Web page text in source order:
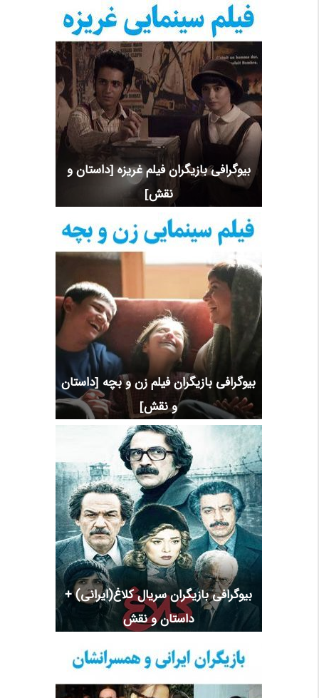
بیوگرافی بازیگران فیلم غریزه [داستان و
نقش]
بیوگرافی بازیگران فیلم زن و بچه [داستان
و نقش]
بیوگرافی بازیگران سریال کلاغ(ایرانی) +
داستان و نقش